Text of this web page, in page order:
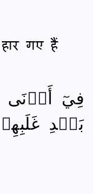
गए हैं
فِيٓ
بَعۡدِ